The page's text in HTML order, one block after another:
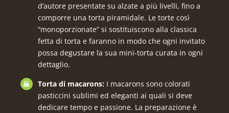
d’autore presentate su alzate a più livelli, fino a
comporre una torta piramidale. Le torte così
“monoporzionate” si sostituiscono alla classica
fetta di torta e faranno in modo che ogni invitato
possa degustare la sua mini-torta curata in ogni
dettaglio.
Torta di macarons:I macarons sono colorati
pasticcini sublimi ed eleganti ai quali si deve
dedicare tempo e passione. La preparazione è